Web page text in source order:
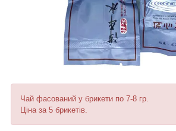
Чай фасований у брикети по 7-8 гр.
Ціна за 5 брикетів.